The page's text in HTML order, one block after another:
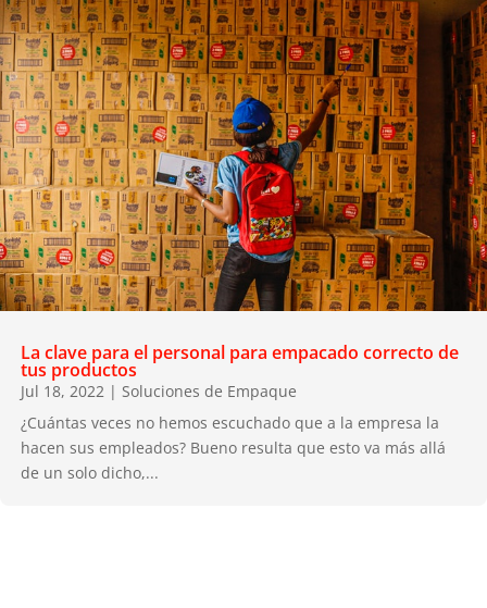
La clave para el personal para empacado correcto de
tus productos
Jul 18, 2022 | Soluciones de Empaque
¿Cuántas veces no hemos escuchado que a la empresa la
hacen sus empleados? Bueno resulta que esto va más allá
de un solo dicho,...